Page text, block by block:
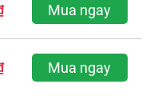
Mua ngay
Mua ngay